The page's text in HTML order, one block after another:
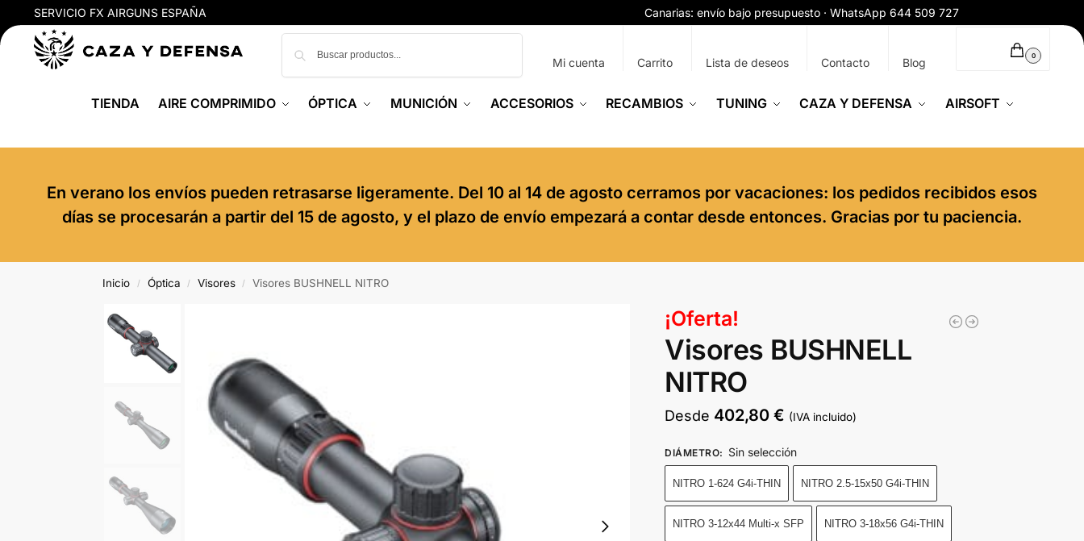
SERVICIO FX AIRGUNS ESPAÑA Canarias: envío bajo presupuesto · WhatsApp 644 509 727
Mi cuenta Carrito Lista de deseos Contacto Blog 0
TIENDA AIRE COMPRIMIDO ÓPTICA MUNICIÓN ACCESORIOS RECAMBIOS TUNING CAZA Y DEFENSA AIRSOFT
En verano los envíos pueden retrasarse ligeramente. Del 10 al 14 de agosto cerramos por vacaciones: los pedidos recibidos esos
días se procesarán a partir del 15 de agosto, y el plazo de envío empezará a contar desde entonces. Gracias por tu paciencia.
Inicio / Óptica / Visores / Visores BUSHNELL NITRO
¡Oferta!
Visores BUSHNELL
NITRO
Desde 402,80€ (IVA incluido)
DIÁMETRO: Sin selección
NITRO 1-624 G4i-THIN NITRO 2.5-15x50 G4i-THIN
NITRO 3-12x44 Multi-x SFP NITRO 3-18x56 G4i-THIN